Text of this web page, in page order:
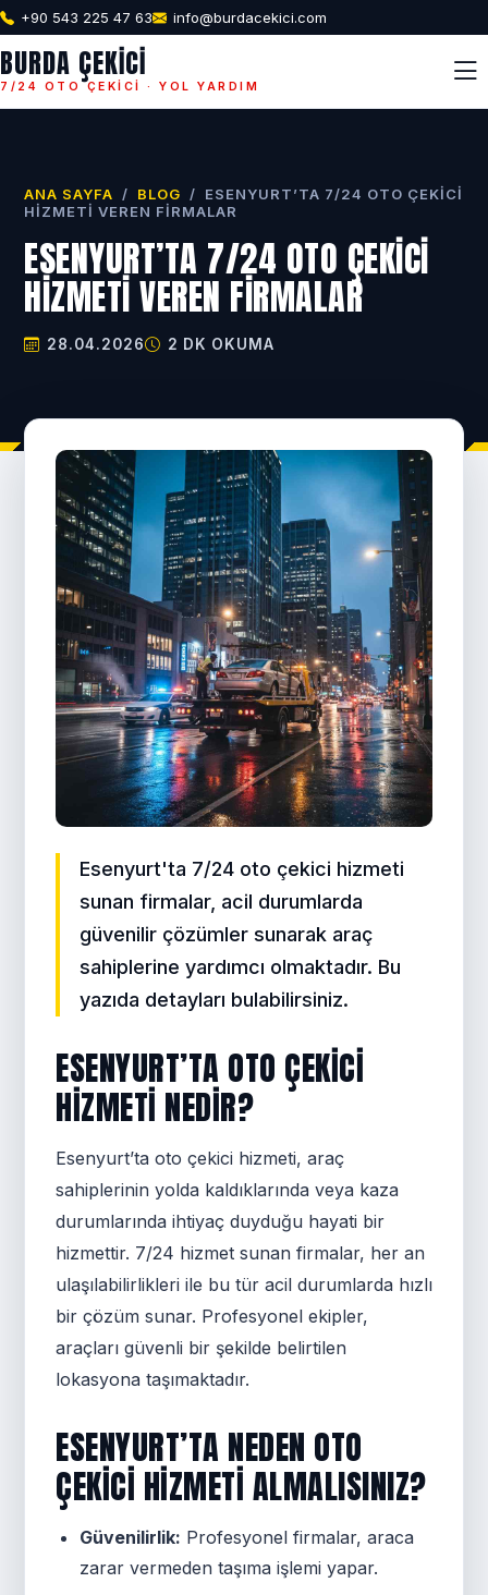
+90 543 225 47 63 info@burdacekici.com
BURDA ÇEKICI
7/24 OTO ÇEKICI · YOL YARDIM
ANA SAYFA / BLOG / ESENYURT’TA 7/24 OTO ÇEKICI
HIZMETI VEREN FIRMALAR
ESENYURT’TA 7/24 OTO ÇEKICI
HIZMETI VEREN FIRMALAR
28.04.2026 2 DK OKUMA
Esenyurt'ta 7/24 oto çekici hizmeti
sunan firmalar, acil durumlarda
güvenilir çözümler sunarak araç
sahiplerine yardımcı olmaktadır. Bu
yazıda detayları bulabilirsiniz.
ESENYURT’TA OTO ÇEKICI
HIZMETI NEDIR?
Esenyurt’ta oto çekici hizmeti, araç
sahiplerinin yolda kaldıklarında veya kaza
durumlarında ihtiyaç duyduğu hayati bir
hizmettir. 7/24 hizmet sunan firmalar, her an
ulaşılabilirlikleri ile bu tür acil durumlarda hızlı
bir çözüm sunar. Profesyonel ekipler,
araçları güvenli bir şekilde belirtilen
lokasyona taşımaktadır.
ESENYURT’TA NEDEN OTO
ÇEKICI HIZMETI ALMALISINIZ?
Güvenilirlik: Profesyonel firmalar, araca
zarar vermeden taşıma işlemi yapar.